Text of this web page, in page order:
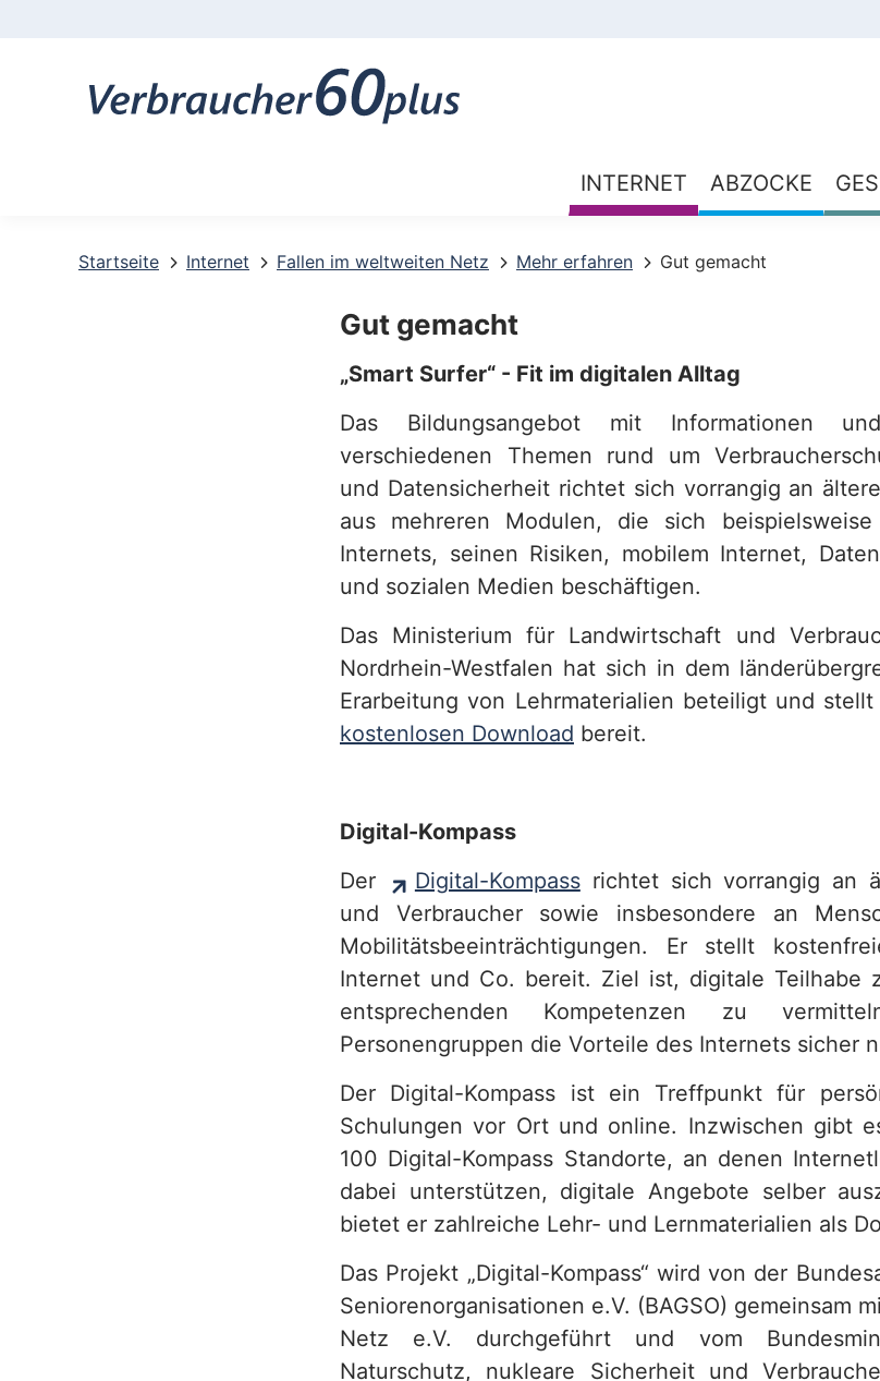
INTERNET ABZOCKE
Startseite Internet Fallen im weltweiten Netz Mehr erfahren Gut gemacht
Gut gemacht
„Smart Surfer“ - Fit im digitalen Alltag
Das Bildungsangebot mit Informationen
verschiedenen Themen rund um
und Datensicherheit richtet sich vorrangig an
aus mehreren Modulen, die sich
Internets, seinen Risiken, mobilem Internet,
und sozialen Medien beschäftigen.
Das Ministerium für Landwirtschaft und
Nordrhein-Westfalen hat sich in dem
Erarbeitung von Lehrmaterialien beteiligt und
kostenlosen Download bereit.
Digital-Kompass
Der
Digital-Kompassrichtet sich vorrangig an
und Verbraucher sowie insbesondere an
Mobilitätsbeeinträchtigungen. Er stellt
Internet und Co. bereit. Ziel ist, digitale Teilhabe
entsprechenden Kompetenzen zu
Personengruppen die Vorteile des Internets sicher
Der Digital-Kompass ist ein Treffpunkt für
Schulungen vor Ort und online. Inzwischen gibt
100 Digital-Kompass Standorte, an denen
dabei unterstützen, digitale Angebote selber
bietet er zahlreiche Lehr- und Lernmaterialien als
Das Projekt „Digital-Kompass“ wird von der
Seniorenorganisationen e.V. (BAGSO) gemeinsam
Netz e.V. durchgeführt und vom
Naturschutz, nukleare Sicherheit und